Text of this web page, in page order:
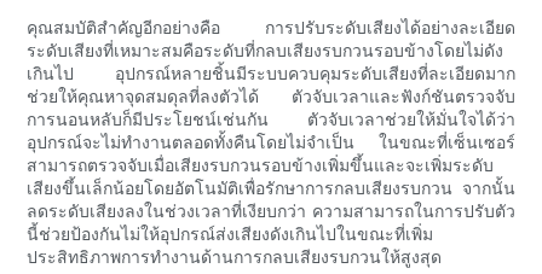
คุณสมบัติสำคัญอีกอย่างคือ การปรับระดับเสียงได้อย่างละเอียด
ระดับเสียงที่เหมาะสมคือระดับที่กลบเสียงรบกวนรอบข้างโดยไม่ดัง
เกินไป อุปกรณ์หลายชิ้นมีระบบควบคุมระดับเสียงที่ละเอียดมาก
ช่วยให้คุณหาจุดสมดุลที่ลงตัวได้ ตัวจับเวลาและฟังก์ชันตรวจจับ
การนอนหลับก็มีประโยชน์เช่นกัน ตัวจับเวลาช่วยให้มั่นใจได้ว่า
อุปกรณ์จะไม่ทำงานตลอดทั้งคืนโดยไม่จำเป็น ในขณะที่เซ็นเซอร์
สามารถตรวจจับเมื่อเสียงรบกวนรอบข้างเพิ่มขึ้นและจะเพิ่มระดับ
เสียงขึ้นเล็กน้อยโดยอัตโนมัติเพื่อรักษาการกลบเสียงรบกวน จากนั้น
ลดระดับเสียงลงในช่วงเวลาที่เงียบกว่า ความสามารถในการปรับตัว
นี้ช่วยป้องกันไม่ให้อุปกรณ์ส่งเสียงดังเกินไปในขณะที่เพิ่ม
ประสิทธิภาพการทำงานด้านการกลบเสียงรบกวนให้สูงสุด